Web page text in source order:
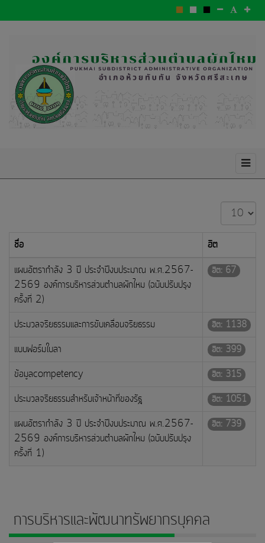
แสดง
#
ชื่อ
ฮิต
แผนอัตรากำลัง 3 ปี ประจำปีงบประมาณ พ.ศ.2567-
2569 องค์การบริหารส่วนตำบลผักไหม (ฉบับปรับปรุง
ครั้งที่ 2)
ฮิต: 67
ประมวลจริยธรรมและการขับเคลื่อนจริยธรรม ฮิต: 1138
แบบฟอร์มใบลา ฮิต: 399
ข้อมูลcompetency ฮิต: 315
ประมวลจริยธรรมสำหรับเจ้าหน้าที่ของรัฐ ฮิต: 1051
แผนอัตรากำลัง 3 ปี ประจำปีงบประมาณ พ.ศ.2567-
2569 องค์การบริหารส่วนตำบลผักไหม (ฉบับปรับปรุง
ครั้งที่ 1)
ฮิต: 739
การบริหารและพัฒนาทรัพยากรบุคคล